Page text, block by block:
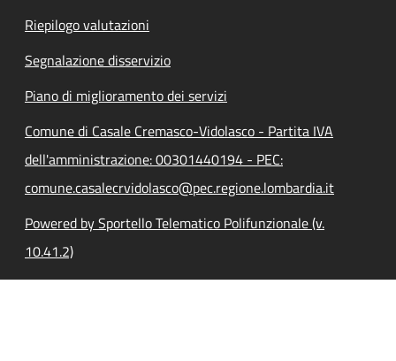
Riepilogo valutazioni
Segnalazione disservizio
Piano di miglioramento dei servizi
Comune di Casale Cremasco-Vidolasco - Partita IVA
dell'amministrazione: 00301440194 - PEC:
comune.casalecrvidolasco@pec.regione.lombardia.it
Powered by Sportello Telematico Polifunzionale (v.
10.41.2)